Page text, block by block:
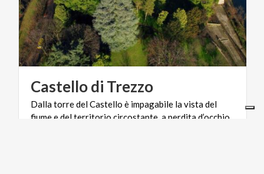
Castellodi Trezzo
Dalla torre del Castello è impagabile la vista del
fiume e del territorio circostante, a perdita d’occhio